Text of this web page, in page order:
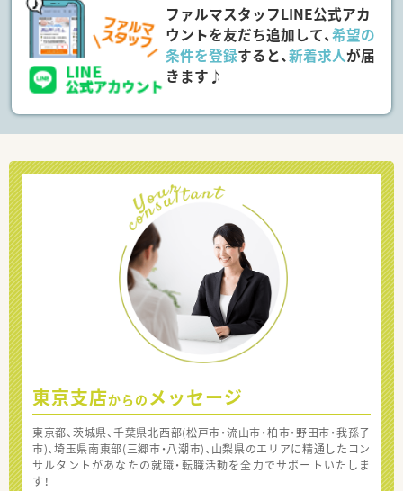
ファルマスタッフLINE公式アカ
ウントを友だち追加して、希望の
条件を登録すると、新着求人が届
きます♪
東京支店からの メッセージ
東京都、茨城県、千葉県北西部(松戸市・流山市・柏市・野田市・我孫子
市)、埼玉県南東部(三郷市・八潮市)、山梨県のエリアに精通したコン
サルタントがあなたの就職・転職活動を全力でサポートいたしま
す！